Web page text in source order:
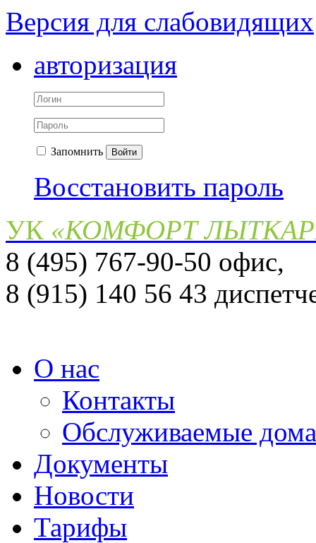
Версия для слабовидящих
авторизация
Запомнить Войти
Восстановить пароль
УК «КОМФОРТ
8 (495) 767-90-50 офис,
8 (915) 140 56 43
О нас
Контакты
Обслуживаемые дома
Документы
Новости
Тарифы